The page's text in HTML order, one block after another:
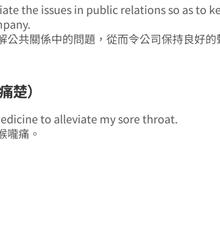
the issues in public relations so as to
公共關係中的問題，從而令公司保持良好的
楚）
to alleviate my sore throat.
嚨痛。